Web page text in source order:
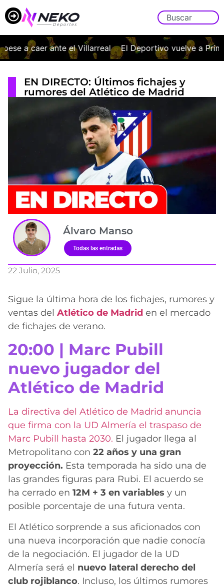
caer ante el Villarreal El Deportivo vuelve a Primera a
EN DIRECTO: Últimos fichajes y
rumores del Atlético de Madrid
Álvaro Manso
Todas las entradas
22 Julio, 2025
Sigue la última hora de los fichajes, rumores y
ventas del Atlético de Madrid en el mercado
de fichajes de verano.
20:00 | Marc Pubill
nuevo jugador del
Atlético de Madrid
La directiva del Atlético de Madrid anuncia
que firma con la UD Almería el traspaso de
Marc Pubill hasta 2030. El jugador llega al
Metropolitano con 22 años y una gran
proyección. Esta temporada ha sido una de
las grandes figuras para Rubi. El acuerdo se
ha cerrado en 12M + 3 en variables y un
posible porcentaje de una futura venta.
El Atlético sorprende a sus aficionados con
una nueva incorporación que nadie conocía
de la negociación. El jugador de la UD
Almería será el nuevo lateral derecho del
club rojiblanco. Incluso, los últimos rumores